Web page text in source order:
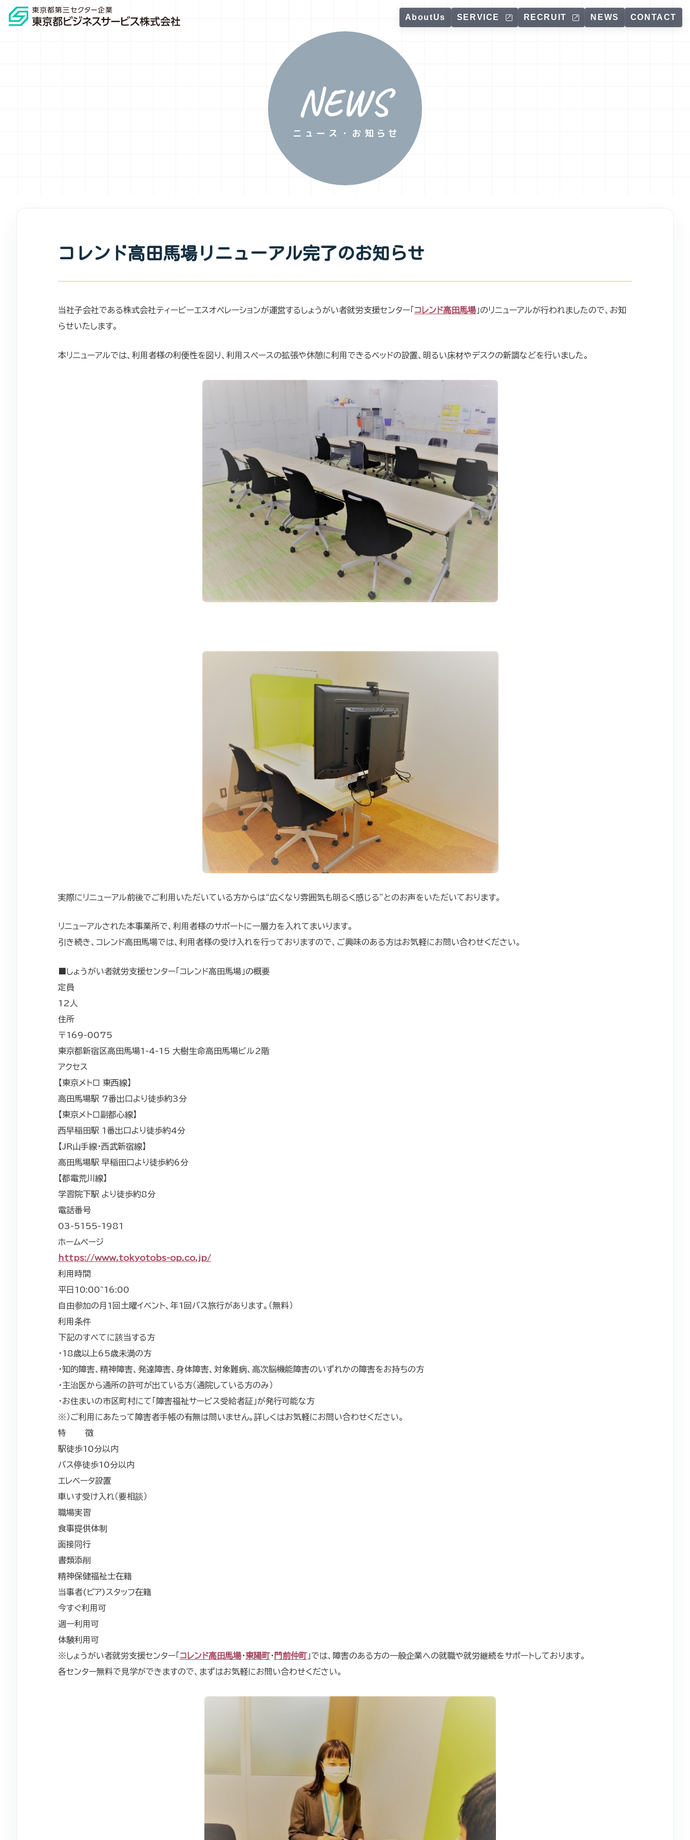
AboutUs SERVICE RECRUIT NEWS CONTACT
NEWS
ニュース・お知らせ
コレンド高田馬場リニューアル完了のお知らせ
当社子会社である株式会社ティービーエスオペレーションが運営するしょうがい者就労支援センター「 コレンド高田馬場」のリニューアルが行われましたので、お知
らせいたします。
本リニューアルでは、利用者様の利便性を図り、利用スペースの拡張や休憩に利用できるベッドの設置、明るい床材やデスクの新調などを行いました。
実際にリニューアル前後でご利用いただいている方からは“広くなり雰囲気も明るく感じる”とのお声をいただいております。
リニューアルされた本事業所で、利用者様のサポートに一層力を入れてまいります。
引き続き、コレンド高田馬場では、利用者様の受け入れを行っておりますので、ご興味のある方はお気軽にお問い合わせください。
■しょうがい者就労支援センター「コレンド高田馬場」の概要
定員
12人
住所
〒169-0075
東京都新宿区高田馬場1-4-15 大樹生命高田馬場ビル2階
アクセス
【東京メトロ 東西線】
高田馬場駅 7番出口より徒歩約3分
【東京メトロ副都心線】
西早稲田駅 1番出口より徒歩約4分
【JR山手線・西武新宿線】
高田馬場駅 早稲田口より徒歩約6分
【都電荒川線】
学習院下駅 より徒歩約8分
電話番号
03-5155-1981
ホームページ
https://www.tokyotobs-op.co.jp/
利用時間
平日10:00~16:00
自由参加の月1回土曜イベント、年1回バス旅行があります。（無料）
利用条件
下記のすべてに該当する方
・18歳以上65歳未満の方
・知的障害、精神障害、発達障害、身体障害、対象難病、高次脳機能障害のいずれかの障害をお持ちの方
・主治医から通所の許可が出ている方（通院している方のみ）
・お住まいの市区町村にて「障害福祉サービス受給者証」が発行可能な方
※）ご利用にあたって障害者手帳の有無は問いません。詳しくはお気軽にお問い合わせください。
特 徴
駅徒歩10分以内
バス停徒歩10分以内
エレベータ設置
車いす受け入れ（要相談）
職場実習
食事提供体制
面接同行
書類添削
精神保健福祉士在籍
当事者(ピア)スタッフ在籍
今すぐ利用可
週一利用可
体験利用可
※しょうがい者就労支援センター「 コレンド高田馬場・東陽町・ 門前仲町」では、障害のある方の一般企業への就職や就労継続をサポートしております。
各センター無料で見学ができますので、まずはお気軽にお問い合わせください。